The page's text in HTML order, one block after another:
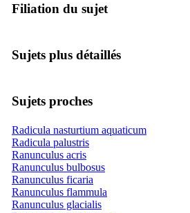
Filiation du sujet
Sujets plus détaillés
Sujets proches
Radicula nasturtium aquaticum
Radicula palustris
Ranunculus acris
Ranunculus bulbosus
Ranunculus ficaria
Ranunculus flammula
Ranunculus glacialis